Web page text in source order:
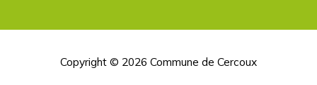
Copyright © 2026 Commune de Cercoux